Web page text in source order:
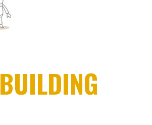
BUILDING